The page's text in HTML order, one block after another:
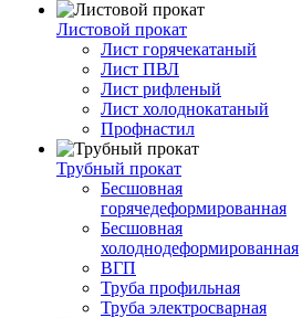
Листовой прокат
Лист горячекатаный
Лист ПВЛ
Лист рифленый
Лист холоднокатаный
Профнастил
Трубный прокат
Бесшовная
горячедеформированная
Бесшовная
холоднодеформированная
ВГП
Труба профильная
Труба электросварная